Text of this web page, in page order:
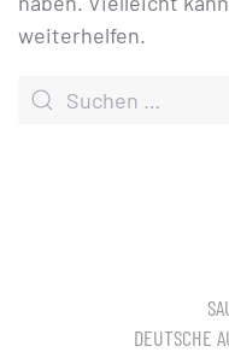
weiterhelfen.
DEUTSCHE